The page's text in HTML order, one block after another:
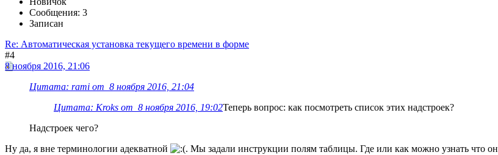
Сообщения: 3
Записан
Re: Автоматическая установка текущего времени в форме
#4
8 ноября 2016, 21:06
Цитата: rami от 8 ноября 2016, 21:04
Цитата: Kroks от 8 ноября 2016, 19:02Теперь вопрос: как посмотреть список этих надстроек?
Надстроек чего?
Ну да, я вне терминологии адекватной
. Мы задали инструкции полям таблицы. Где или как можно узнать что